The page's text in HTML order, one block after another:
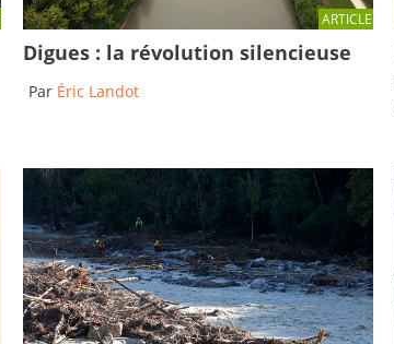
ARTICLE
Digues : la révolution silencieuse
Par Éric Landot